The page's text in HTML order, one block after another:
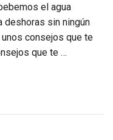
el agua
deshoras sin ningún
consejos que te
que te …